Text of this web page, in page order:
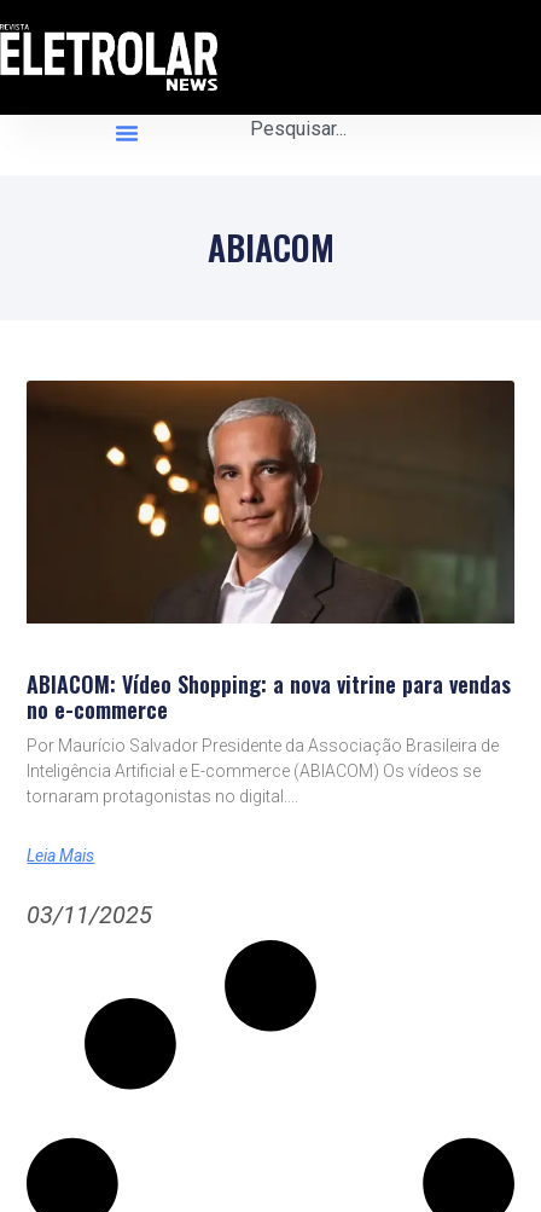
ABIACOM
ABIACOM: Vídeo Shopping: a nova vitrine para vendas
no e-commerce
Por Maurício Salvador Presidente da Associação Brasileira de
Inteligência Artificial e E-commerce (ABIACOM) Os vídeos se
tornaram protagonistas no digital.
Leia Mais
03/11/2025